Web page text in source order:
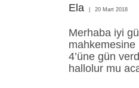
Ela 20 Mart 2018
Merhaba iyi
mahkemesine
4’üne gün
hallolur mu